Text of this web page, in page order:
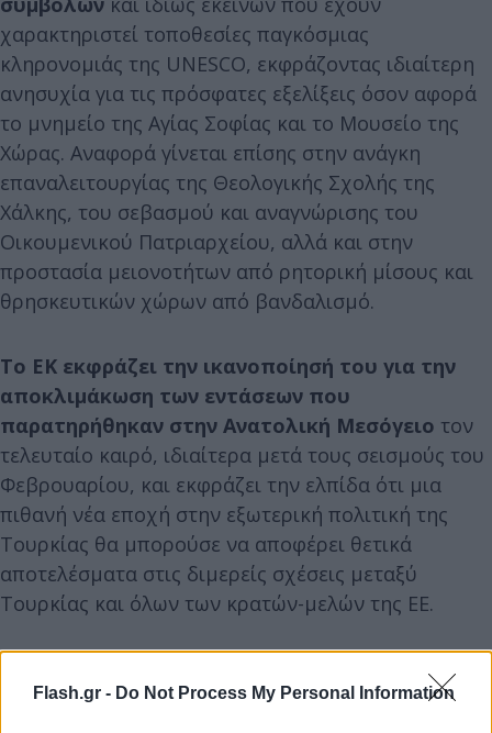
Flash.gr - Do Not Process My Personal Information
χαρακτηριστεί τοποθεσίες παγκόσμιας
κληρονομιάς της UNESCO, εκφράζοντας ιδιαίτερη
ανησυχία για τις πρόσφατες εξελίξεις όσον αφορά
το μνημείο της Αγίας Σοφίας και το Μουσείο της
Χώρας. Αναφορά γίνεται επίσης στην ανάγκη
επαναλειτουργίας της Θεολογικής Σχολής της
Χάλκης, του σεβασμού και αναγνώρισης του
Οικουμενικού Πατριαρχείου, αλλά και στην
προστασία μειονοτήτων από ρητορική μίσους και
θρησκευτικών χώρων από βανδαλισμό.
Το ΕΚ εκφράζει την ικανοποίησή του για την
αποκλιμάκωση των εντάσεων που
παρατηρήθηκαν στην Ανατολική Μεσόγειο τον
τελευταίο καιρό, ιδιαίτερα μετά τους σεισμούς του
Φεβρουαρίου, και εκφράζει την ελπίδα ότι μια
πιθανή νέα εποχή στην εξωτερική πολιτική της
Τουρκίας θα μπορούσε να αποφέρει θετικά
αποτελέσματα στις διμερείς σχέσεις μεταξύ
Τουρκίας και όλων των κρατών-μελών της ΕΕ.
Παράλληλα, όμως, το ΕΚ τονίζει ότι «έχει πλήρη
επίγνωση του γεγονότος ότι οποιαδήποτε θετική